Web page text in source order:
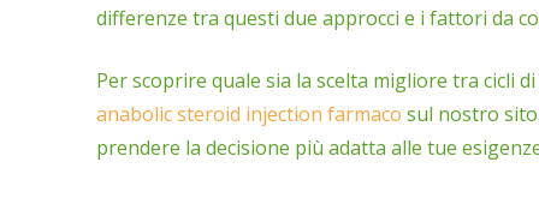
differenze tra questi due approcci e i fattori da
Per scoprire quale sia la scelta migliore tra cicli
anabolic steroid injection farmaco sul nostro
prendere la decisione più adatta alle tue